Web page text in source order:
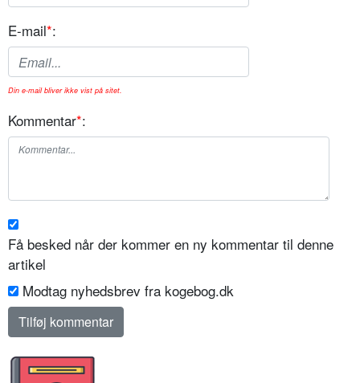
E-mail*:
Din e-mail bliver ikke vist på sitet.
Kommentar*:
Få besked når der kommer en ny kommentar til denne
artikel
Modtag nyhedsbrev fra kogebog.dk